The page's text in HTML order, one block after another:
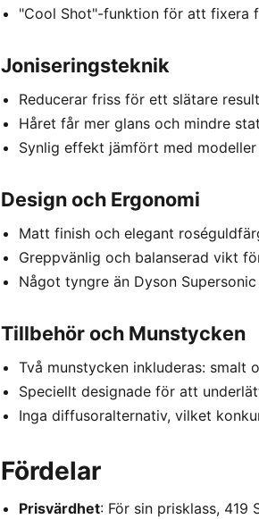
"Cool Shot"-funktion för att fixera
Joniseringsteknik
Reducerar friss för ett slätare
Håret får mer glans och mindre
Synlig effekt jämfört med modeller
Design och Ergonomi
Matt finish och elegant
Greppvänlig och balanserad vikt
Något tyngre än Dyson
Tillbehör och Munstycken
Två munstycken inkluderas: smalt
Speciellt designade för att
Inga diffusoralternativ, vilket
Fördelar
Prisvärdhet: För sin prisklass, 419